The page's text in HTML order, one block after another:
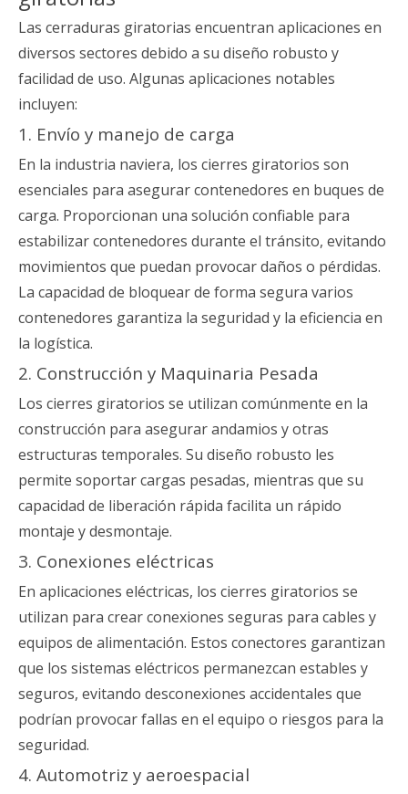
Las cerraduras giratorias encuentran aplicaciones en
diversos sectores debido a su diseño robusto y
facilidad de uso. Algunas aplicaciones notables
incluyen:
1. Envío y manejo de carga
En la industria naviera, los cierres giratorios son
esenciales para asegurar contenedores en buques de
carga. Proporcionan una solución confiable para
estabilizar contenedores durante el tránsito, evitando
movimientos que puedan provocar daños o pérdidas.
La capacidad de bloquear de forma segura varios
contenedores garantiza la seguridad y la eficiencia en
la logística.
2. Construcción y Maquinaria Pesada
Los cierres giratorios se utilizan comúnmente en la
construcción para asegurar andamios y otras
estructuras temporales. Su diseño robusto les
permite soportar cargas pesadas, mientras que su
capacidad de liberación rápida facilita un rápido
montaje y desmontaje.
3. Conexiones eléctricas
En aplicaciones eléctricas, los cierres giratorios se
utilizan para crear conexiones seguras para cables y
equipos de alimentación. Estos conectores garantizan
que los sistemas eléctricos permanezcan estables y
seguros, evitando desconexiones accidentales que
podrían provocar fallas en el equipo o riesgos para la
seguridad.
4. Automotriz y aeroespacial